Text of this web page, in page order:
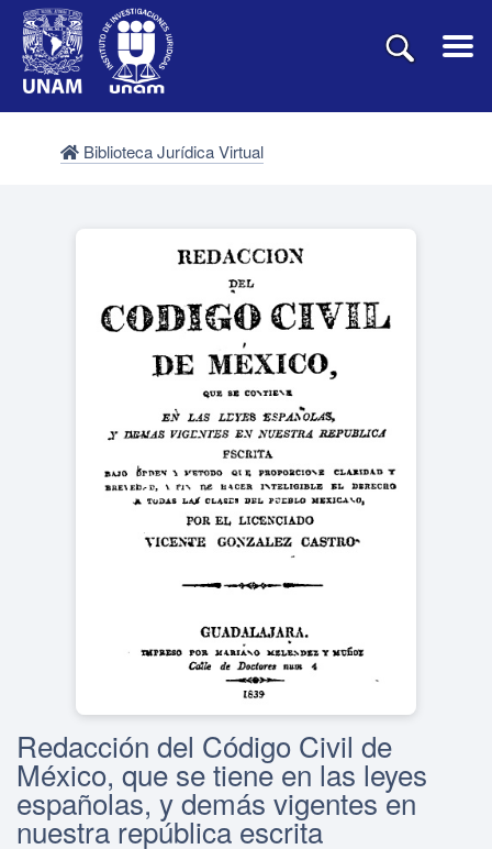
Biblioteca Jurídica Virtual
Redacción del Código Civil de
México, que se tiene en las leyes
españolas, y demás vigentes en
nuestra república escrita